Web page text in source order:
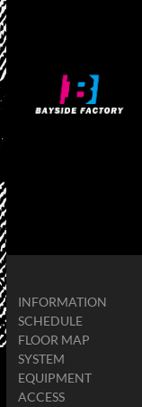
INFORMATION
SCHEDULE
FLOOR MAP
SYSTEM
EQUIPMENT
ACCESS